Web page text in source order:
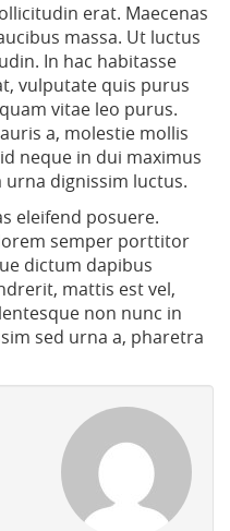
erat. Maecenas
massa. Ut luctus
In hac habitasse
vulputate quis purus
vitae leo purus.
a, molestie mollis
neque in dui maximus
urna dignissim luctus.
eleifend posuere.
semper porttitor
dictum dapibus
mattis est vel,
non nunc in
sed urna a, pharetra
hello-